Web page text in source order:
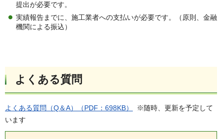
提出が必要です。
実績報告までに、施工業者への支払いが必要です。（原則、金融
機関による振込）
よくある質問
よくある質問（Q＆A）（PDF：698KB）
※随時、更新を予定して
います